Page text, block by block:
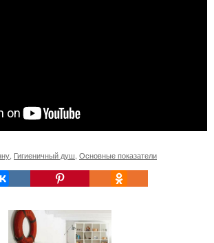
Гигиеничный душ Основные показатели